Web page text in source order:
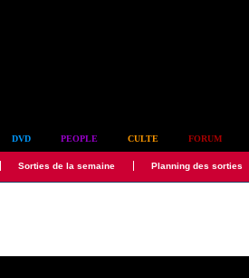
DVD PEOPLE CULTE FORUM
Sorties de la semaine Planning des sorties